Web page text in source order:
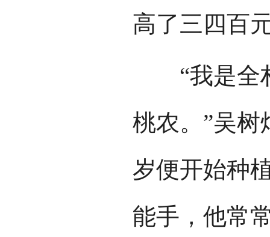
高了三四百
“我是全村
桃农。”吴树
岁便开始种
能手，他常